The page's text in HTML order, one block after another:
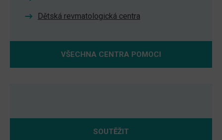
Dětská revmatologická centra
VŠECHNA CENTRA POMOCI
SOUTĚŽIT